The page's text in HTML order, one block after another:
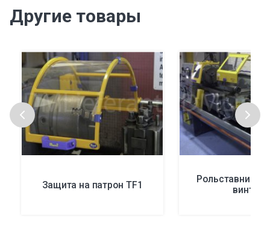
Другие товары
Защита на патрон TF1 Рольставни на
винт AR